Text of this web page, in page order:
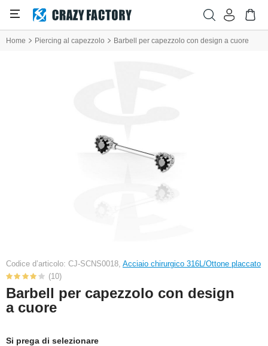
Home Piercing al capezzolo Barbell per capezzolo con design a cuore
Codice d’articolo: CJ-SCNS0018, Acciaio chirurgico 316L/Ottone placcato
(10)
Barbell per capezzolo con design
a cuore
Si prega di selezionare